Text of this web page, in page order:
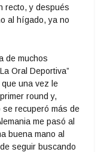
recto, y después
al hígado, ya no
de muchos
Oral Deportiva”
que una vez le
round y,
se recuperó más de
me pasó al
buena mano al
seguir buscando